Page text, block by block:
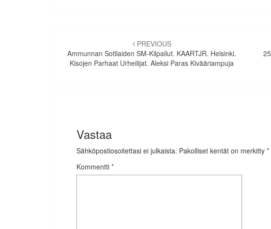
selaus
PREVIOUS
Ammunnan Sotilaiden SM-Kilpailut. KAARTJR. Helsinki.
Kisojen Parhaat Urheilijat. Aleksi Paras Kivääriampuja
Vastaa
Sähköpostiosoitettasi ei julkaista. Pakolliset kentät on merkitty *
Kommentti *